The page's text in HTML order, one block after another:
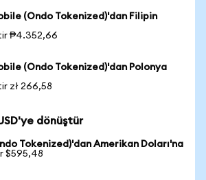
(Ondo Tokenized)'dan Filipin
₱4.352,66
(Ondo Tokenized)'dan Polonya
zł 266,58
dönüştür
Tokenized)'dan Amerikan Doları'na
$595,48